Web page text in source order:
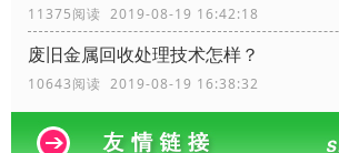
11375阅读 2019-08-19 16:42:18
废旧金属回收处理技术怎样？
10643阅读 2019-08-19 16:38:32